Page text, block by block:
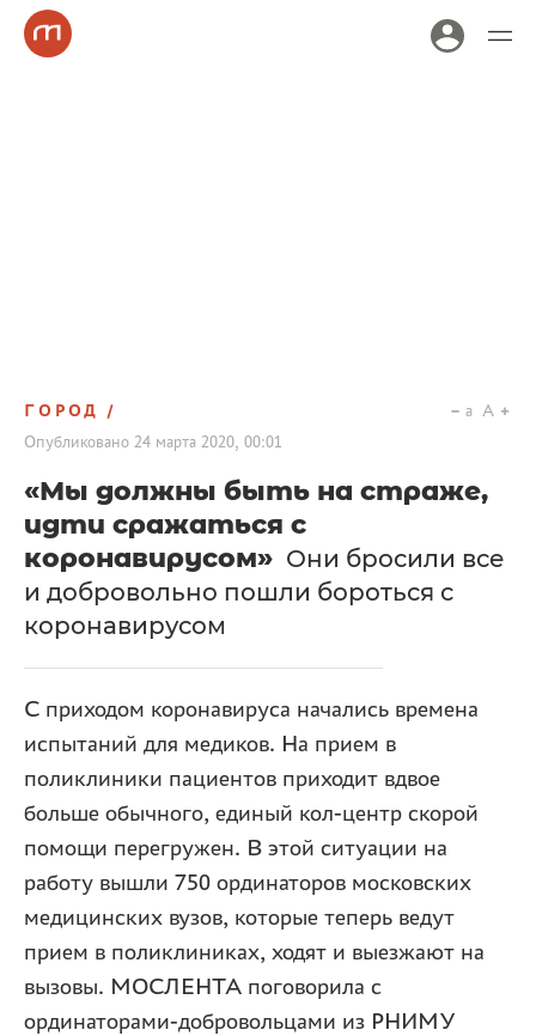
ГОРОД
Опубликовано 24 марта 2020, 00:01
a A
«Мы должны быть на страже,
идти сражаться с
коронавирусом» Они бросили все
и добровольно пошли бороться с
коронавирусом
С приходом коронавируса начались времена
испытаний для медиков. На прием в
поликлиники пациентов приходит вдвое
больше обычного, единый кол-центр скорой
помощи перегружен. В этой ситуации на
работу вышли 750 ординаторов московских
медицинских вузов, которые теперь ведут
прием в поликлиниках, ходят и выезжают на
вызовы. МОСЛЕНТА поговорила с
ординаторами-добровольцами из РНИМУ